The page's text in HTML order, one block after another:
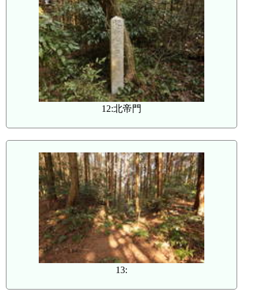
12:北帝門
13: